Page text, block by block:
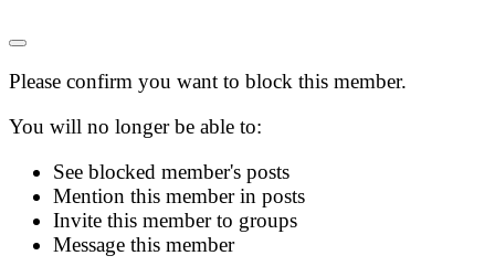
Please confirm you want to block this member.
You will no longer be able to:
See blocked member's posts
Mention this member in posts
Invite this member to groups
Message this member